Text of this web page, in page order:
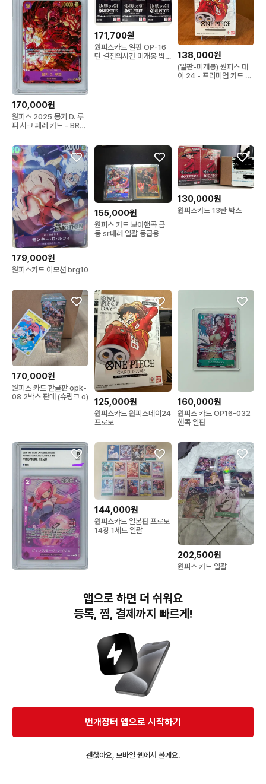
170,000원
원피스 2025 몽키 D. 루
피 시크 페레 카드 - BRG
171,700원
원피스카드 일판 OP-16
탄 결전의시간 미개봉 박
138,000원
(일판-미개봉) 원피스 데
이 24 - 프리미엄 카드 컬
179,000원
원피스카드 이모션 brg10
155,000원
원피스 카드 보아핸콕 금
둥 sr페레 일괄 등급용
130,000원
원피스카드 13탄 박스
170,000원
원피스 카드 한글판 opk-
08 2박스 판매 (슈링크 o)
125,000원
원피스카드 원피스데이24
프로모
160,000원
원피스 카드 OP16-032
핸콕 일판
144,000원
원피스카드 일본판 프로모
14장 1세트 일괄
202,500원
원피스 카드 일괄
번개장터(주) 사업자정보, 이용약관 및 기타 법적고지
번개장터㈜는 통신판매중개자이며, 통신판매의 당사자가 아닙니다. 전자상거래 등에서의
소비자보호에 관한 법률 등 관련 법령 및 번개장터㈜의 약관에 따라 상품, 상품정보, 거래에 관한 책임은
개별 판매자에게 귀속하고, 번개장터㈜는 원칙적으로 회원간 거래에 대하여 책임을 지지 않습니다.
다만, 번개장터㈜가 직접 판매하는 상품에 대한 책임은 번개장터㈜에게 귀속합니다.
APP 다운로드
앱으로 하면 더 쉬워요
등록, 찜, 결제까지 빠르게!
번개장터 앱으로 시작하기
괜찮아요, 모바일 웹에서 볼게요.